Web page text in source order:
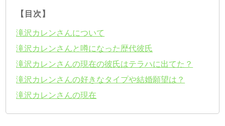
【目次】
滝沢カレンさんについて
滝沢カレンさんと噂になった歴代彼氏
滝沢カレンさんの現在の彼氏はテラハに出てた？
滝沢カレンさんの好きなタイプや結婚願望は？
滝沢カレンさんの現在